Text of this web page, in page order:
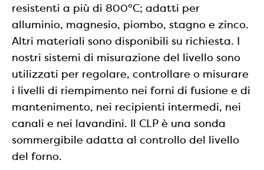
resistenti a più di 800°C; adatti per
alluminio, magnesio, piombo, stagno e zinco.
Altri materiali sono disponibili su richiesta. I
nostri sistemi di misurazione del livello sono
utilizzati per regolare, controllare o misurare
i livelli di riempimento nei forni di fusione e di
mantenimento, nei recipienti intermedi, nei
canali e nei lavandini. Il CLP è una sonda
sommergibile adatta al controllo del livello
del forno.